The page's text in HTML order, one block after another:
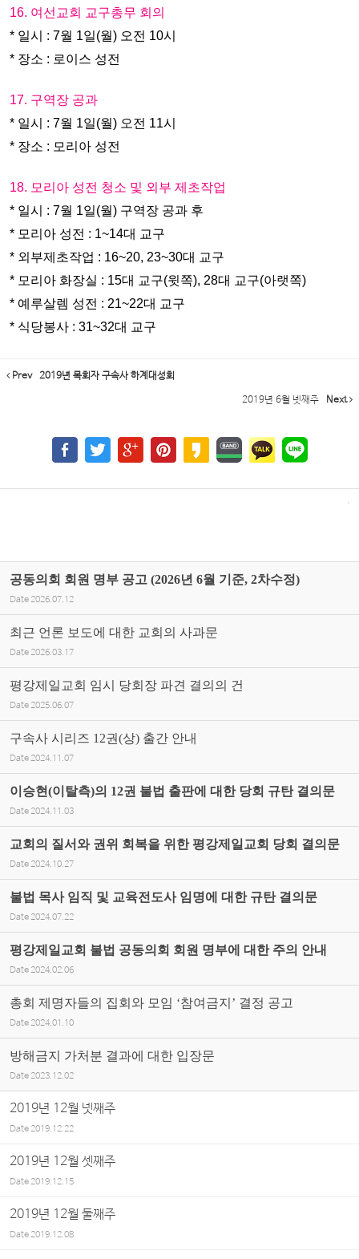
16. 여선교회 교구총무 회의
* 일시 : 7월 1일(월) 오전 10시
* 장소 : 로이스 성전
17. 구역장 공과
* 일시 : 7월 1일(월) 오전 11시
* 장소 : 모리아 성전
18. 모리아 성전 청소 및 외부 제초작업
* 일시 : 7월 1일(월) 구역장 공과 후
* 모리아 성전 : 1~14대 교구
* 외부제초작업 : 16~20, 23~30대 교구
* 모리아 화장실 : 15대 교구(윗쪽), 28대 교구(아랫쪽)
* 예루살렘 성전 : 21~22대 교구
* 식당봉사 : 31~32대 교구
Prev 2019년 목회자 구속사 하계대성회
2019년 6월 넷째주 Next
공동의회 회원 명부 공고 (2026년 6월 기준, 2차수정)
Date 2026.07.12
최근 언론 보도에 대한 교회의 사과문
Date 2026.03.17
평강제일교회 임시 당회장 파견 결의의 건
Date 2025.06.07
구속사 시리즈 12권(상) 출간 안내
Date 2024.11.07
이승현(이탈측)의 12권 불법 출판에 대한 당회 규탄 결의문
Date 2024.11.03
교회의 질서와 권위 회복을 위한 평강제일교회 당회 결의문
Date 2024.10.27
불법 목사 임직 및 교육전도사 임명에 대한 규탄 결의문
Date 2024.07.22
평강제일교회 불법 공동의회 회원 명부에 대한 주의 안내
Date 2024.02.06
총회 제명자들의 집회와 모임 ‘참여금지’ 결정 공고
Date 2024.01.10
방해금지 가처분 결과에 대한 입장문
Date 2023.12.02
2019년 12월 넷째주
Date2019.12.22
2019년 12월 셋째주
Date2019.12.15
2019년 12월 둘째주
Date2019.12.08